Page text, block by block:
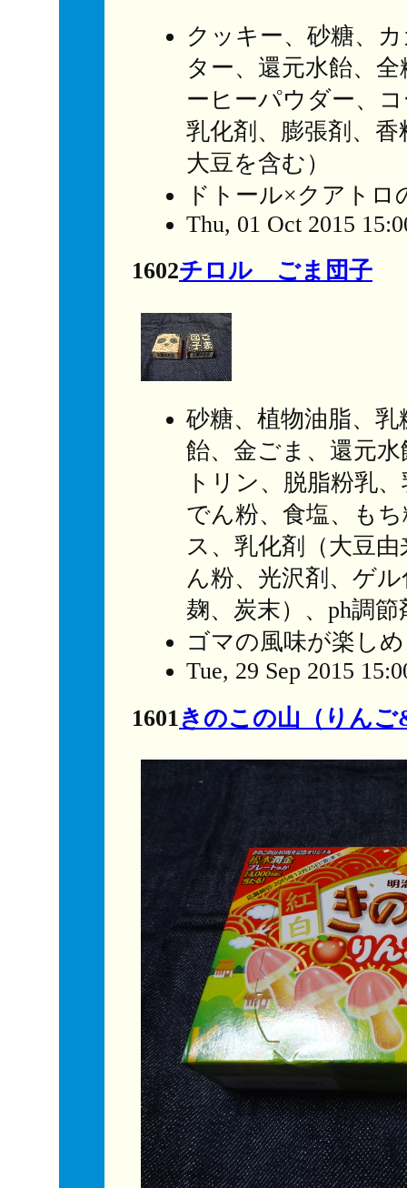
クッキー、砂糖、
ター、還元水飴、
ーヒーパウダー、
乳化剤、膨張剤、
大豆を含む）
ドトール×クアト
Thu, 01 Oct 2015
1602チロル ごま団子
砂糖、植物油脂、
飴、金ごま、還元
トリン、脱脂粉乳
でん粉、食塩、も
ス、乳化剤（大豆
ん粉、光沢剤、ゲ
麹、炭末）、ph調節
ゴマの風味が楽し
Tue, 29 Sep 2015
1601 きのこの山（りん